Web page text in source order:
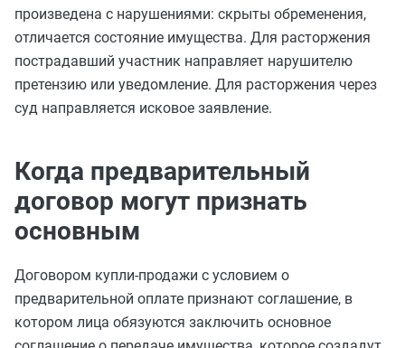
произведена с нарушениями: скрыты обременения,
отличается состояние имущества. Для расторжения
пострадавший участник направляет нарушителю
претензию или уведомление. Для расторжения через
суд направляется исковое заявление.
Когда предварительный
договор могут признать
основным
Договором купли-продажи с условием о
предварительной оплате признают соглашение, в
котором лица обязуются заключить основное